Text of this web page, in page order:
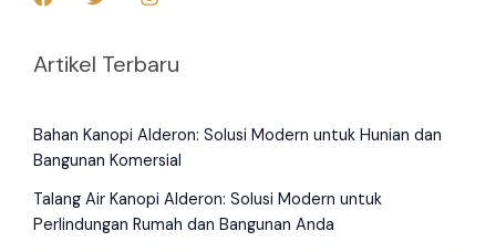
Artikel Terbaru
Bahan Kanopi Alderon: Solusi Modern untuk Hunian dan
Bangunan Komersial
Talang Air Kanopi Alderon: Solusi Modern untuk
Perlindungan Rumah dan Bangunan Anda